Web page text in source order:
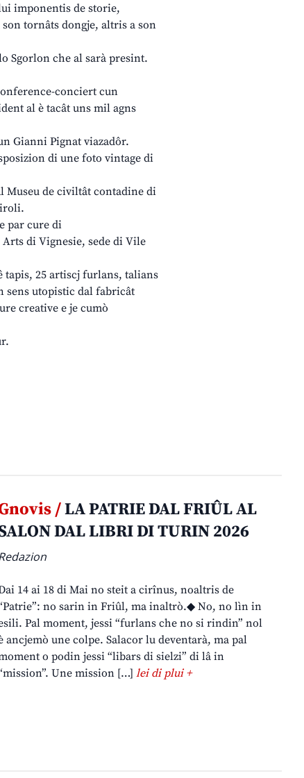
imponentis de storie,
tornâts dongje, altris a son
Sgorlon che al sarà presint.
conciert cun
al è tacât uns mil agns
Gianni Pignat viazadôr.
di une foto vintage di
Museu de civiltât contadine di
par cure di
di Vignesie, sede di Vile
tapis, 25 artiscj furlans, talians
sens utopistic dal fabricât
creative e je cumò
/LA PATRIE DAL FRIÛL AL
DAL LIBRI DI TURIN 2026
14 ai 18 di Mai no steit a cirînus, noaltris de
no sarin in Friûl, ma inaltrò.◆ No, no lìn in
Pal moment, jessi “furlans che no si rindin” nol
ancjemò une colpe. Salacor lu deventarà, ma pal
o podin jessi “libars di sielzi” di lâ in
Une mission […]lei di plui +